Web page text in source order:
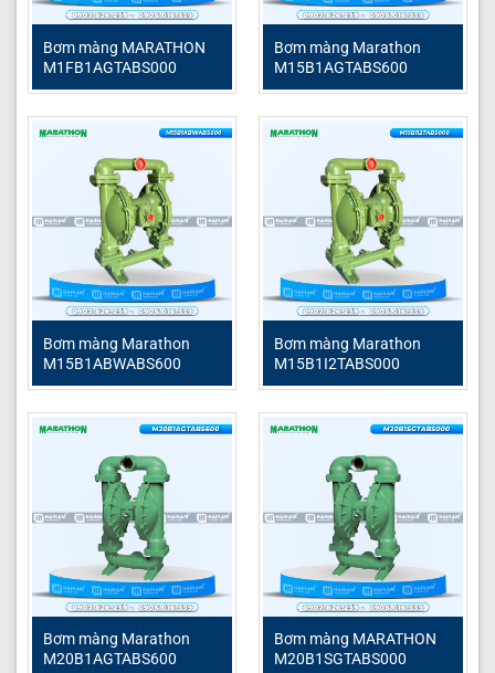
nhất.
TPHCM
Hotline:0906.016.339 – 0907.826.239
Email:hainampumps@gmail.com
Website: Hải Nam Technology
Fanpage:Hải Nam Techlonogy Page
Tiktok:
Hải Nam Pump – Bơm công nghiệp
Youtube:Hải Nam Technology Youtube
Phụ tùng máy bơm màng khí nén
Bơm màng MARATHON
M1FB1AGTABS000
Bơm màng Marathon
M15B1AGTABS600
Bơm màng Marathon
M15B1ABWABS600
Bơm màng Marathon
M15B1I2TABS000
Bơm màng Marathon
M20B1AGTABS600
Bơm màng MARATHON
M20B1SGTABS000